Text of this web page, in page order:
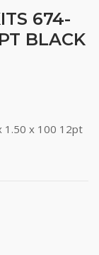
674-
BLACK
1.50 x 100 12pt